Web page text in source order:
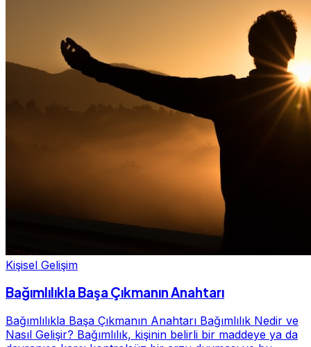
Kişisel Gelişim
Bağımlılıkla Başa Çıkmanın Anahtarı
Bağımlılıkla Başa Çıkmanın Anahtarı Bağımlılık Nedir ve
Nasıl Gelişir? Bağımlılık, kişinin belirli bir maddeye ya da